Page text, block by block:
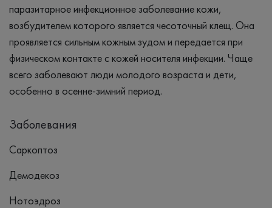
паразитарное инфекционное заболевание кожи,
возбудителем которого является чесоточный клещ. Она
проявляется сильным кожным зудом и передается при
физическом контакте с кожей носителя инфекции. Чаще
всего заболевают люди молодого возраста и дети,
особенно в осенне-зимний период.
Заболевания
Саркоптоз
Демодекоз
Нотоэдроз